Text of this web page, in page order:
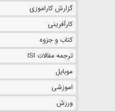
گزارش کاراموزی
کارآفرینی
کتاب و جزوه
ترجمه مقالات ISI
موبایل
اموزشی
ورزش